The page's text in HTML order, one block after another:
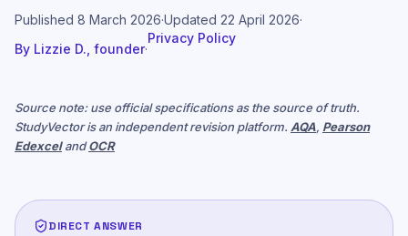
Published 8 March 2026·Updated 22 April 2026·
By Lizzie D., founder·
Privacy Policy
Source note: use official specifications as the source of truth.
StudyVector is an independent revision platform. AQA, Pearson
EdexcelandOCR
DIRECT ANSWER